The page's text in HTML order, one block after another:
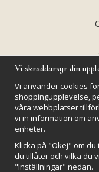
Vi skräddarsyr din
Vi använder cookies
shoppingupplevelse,
våra webbplatser
vi in information om
enheter.
Klicka på "Okej" om
du tillåter och vilka du
"Inställningar" nedan.